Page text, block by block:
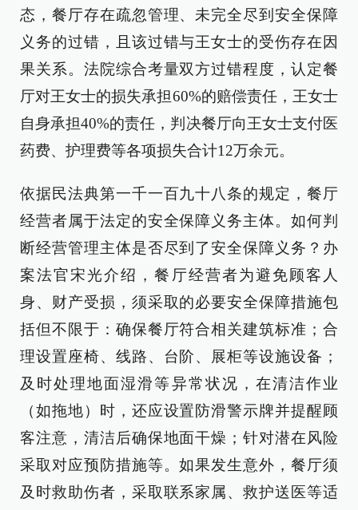
态，餐厅存在疏忽管理、未完全尽到安全保障
义务的过错，且该过错与王女士的受伤存在因
果关系。法院综合考量双方过错程度，认定餐
厅对王女士的损失承担60%的赔偿责任，王女士
自身承担40%的责任，判决餐厅向王女士支付医
药费、护理费等各项损失合计12万余元。
依据民法典第一千一百九十八条的规定，餐厅
经营者属于法定的安全保障义务主体。如何判
断经营管理主体是否尽到了安全保障义务？办
案法官宋光介绍，餐厅经营者为避免顾客人
身、财产受损，须采取的必要安全保障措施包
括但不限于：确保餐厅符合相关建筑标准；合
理设置座椅、线路、台阶、展柜等设施设备；
及时处理地面湿滑等异常状况，在清洁作业
（如拖地）时，还应设置防滑警示牌并提醒顾
客注意，清洁后确保地面干燥；针对潜在风险
采取对应预防措施等。如果发生意外，餐厅须
及时救助伤者，采取联系家属、救护送医等适